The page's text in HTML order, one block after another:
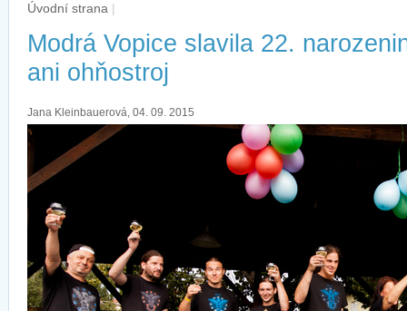
Úvodní strana |
Modrá Vopice slavila 22.
ani ohňostroj
Jana Kleinbauerová, 04. 09. 2015